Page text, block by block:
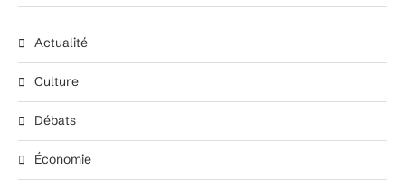
Actualité
Culture
Débats
Économie